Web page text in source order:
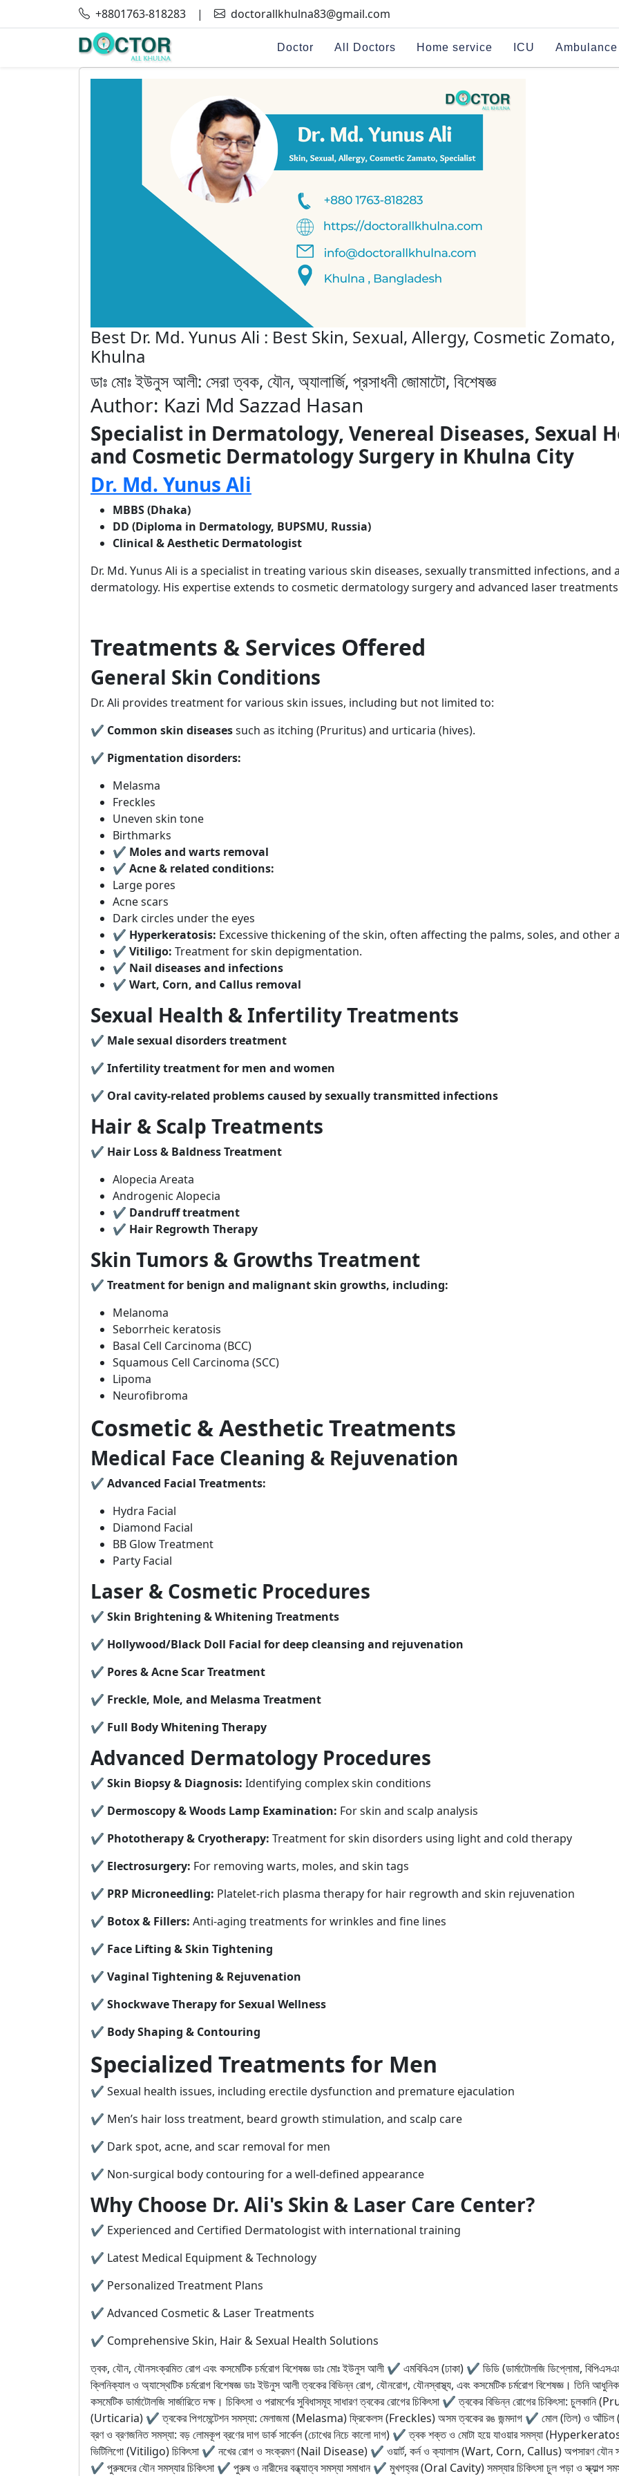
+8801763-818283 | doctorallkhulna83@gmail.com
Doctor All Doctors Home service ICU Ambulance
Best Dr. Md. Yunus Ali : Best Skin, Sexual, Allergy, Cosmetic
Khulna
ডাঃ মোঃ ইউনুস আলী: সেরা ত্বক, যৌন, অ্যালার্জি, প্রসাধনী জোমাটো, বিশেষজ্ঞ
Author: Kazi Md Sazzad Hasan
Specialist in Dermatology, Venereal Diseases, Sexual
and Cosmetic Dermatology Surgery in Khulna City
Dr. Md. Yunus Ali
MBBS (Dhaka)
DD (Diploma in Dermatology, BUPSMU, Russia)
Clinical & Aesthetic Dermatologist
Dr. Md. Yunus Ali is a specialist in treating various skin diseases, sexually transmitted infections, and
dermatology. His expertise extends to cosmetic dermatology surgery and advanced laser
Treatments & Services Offered
General Skin Conditions
Dr. Ali provides treatment for various skin issues, including but not limited to:
✔ Common skin diseasessuch as itching (Pruritus) and urticaria (hives).
✔ Pigmentation disorders:
Melasma
Freckles
Uneven skin tone
Birthmarks
✔ Moles and warts removal
✔ Acne & related conditions:
Large pores
Acne scars
Dark circles under the eyes
✔ Hyperkeratosis: Excessive thickening of the skin, often affecting the palms, soles, and other
✔ Vitiligo: Treatment for skin depigmentation.
✔ Nail diseases and infections
✔ Wart, Corn, and Callus removal
Sexual Health & Infertility Treatments
✔ Male sexual disorders treatment
✔ Infertility treatment for men and women
✔ Oral cavity-related problems caused by sexually transmitted infections
Hair & Scalp Treatments
✔ Hair Loss & Baldness Treatment
Alopecia Areata
Androgenic Alopecia
✔ Dandruff treatment
✔ Hair Regrowth Therapy
Skin Tumors & Growths Treatment
✔ Treatment for benign and malignant skin growths, including:
Melanoma
Seborrheic keratosis
Basal Cell Carcinoma (BCC)
Squamous Cell Carcinoma (SCC)
Lipoma
Neurofibroma
Cosmetic & Aesthetic Treatments
Medical Face Cleaning & Rejuvenation
✔ Advanced Facial Treatments:
Hydra Facial
Diamond Facial
BB Glow Treatment
Party Facial
Laser & Cosmetic Procedures
✔ Skin Brightening & Whitening Treatments
✔ Hollywood/Black Doll Facial for deep cleansing and rejuvenation
✔ Pores & Acne Scar Treatment
✔ Freckle, Mole, and Melasma Treatment
✔ Full Body Whitening Therapy
Advanced Dermatology Procedures
✔ Skin Biopsy & Diagnosis: Identifying complex skin conditions
✔ Dermoscopy & Woods Lamp Examination: For skin and scalp analysis
✔ Phototherapy & Cryotherapy: Treatment for skin disorders using light and cold therapy
✔ Electrosurgery: For removing warts, moles, and skin tags
✔ PRP Microneedling: Platelet-rich plasma therapy for hair regrowth and skin rejuvenation
✔ Botox & Fillers: Anti-aging treatments for wrinkles and fine lines
✔ Face Lifting & Skin Tightening
✔ Vaginal Tightening & Rejuvenation
✔ Shockwave Therapy for Sexual Wellness
✔ Body Shaping & Contouring
Specialized Treatments for Men
✔ Sexual health issues, including erectile dysfunction and premature ejaculation
✔ Men’s hair loss treatment, beard growth stimulation, and scalp care
✔ Dark spot, acne, and scar removal for men
✔ Non-surgical body contouring for a well-defined appearance
Why Choose Dr. Ali's Skin & Laser Care Center?
✔ Experienced and Certified Dermatologist with international training
✔ Latest Medical Equipment & Technology
✔ Personalized Treatment Plans
✔ Advanced Cosmetic & Laser Treatments
✔ Comprehensive Skin, Hair & Sexual Health Solutions
ত্বক, যৌন, যৌনসংক্রমিত রোগ এবং কসমেটিক চর্মরোগ বিশেষজ্ঞ ডাঃ মোঃ ইউনুস আলী ✔ এমবিবিএস (ঢাকা) ✔ ডিডি (ডার্মাটোলজি ডিপ্লোমা,
ক্লিনিক্যাল ও অ্যাস্থেটিক চর্মরোগ বিশেষজ্ঞ ডাঃ ইউনুস আলী ত্বকের বিভিন্ন রোগ, যৌনরোগ, যৌনস্বাস্থ্য, এবং কসমেটিক চর্মরোগ বিশেষজ্ঞ। তিনি
কসমেটিক ডার্মাটোলজি সার্জারিতে দক্ষ। চিকিৎসা ও পরামর্শের সুবিধাসমূহ সাধারণ ত্বকের রোগের চিকিৎসা ✔ ত্বকের বিভিন্ন রোগের চিকিৎসা: চুলকানি
(Urticaria) ✔ ত্বকের পিগমেন্টেশন সমস্যা: মেলাজমা (Melasma) ফ্রিকেলস (Freckles) অসম ত্বকের রঙ জন্মদাগ ✔ মোল (তিল) ও
ব্রণ ও ব্রণজনিত সমস্যা: বড় লোমকূপ ব্রণের দাগ ডার্ক সার্কেল (চোখের নিচে কালো দাগ) ✔ ত্বক শক্ত ও মোটা হয়ে যাওয়ার সমস্যা
ভিটিলিগো (Vitiligo) চিকিৎসা ✔ নখের রোগ ও সংক্রমণ (Nail Disease) ✔ ওয়ার্ট, কর্ন ও ক্যালাস (Wart, Corn, Callus) অপসারণ যৌন
✔ পুরুষদের যৌন সমস্যার চিকিৎসা ✔ পুরুষ ও নারীদের বন্ধ্যাত্ব সমস্যা সমাধান ✔ মুখগহ্বর (Oral Cavity) সমস্যার চিকিৎসা চুল পড়া ও স্ক্যাল্প